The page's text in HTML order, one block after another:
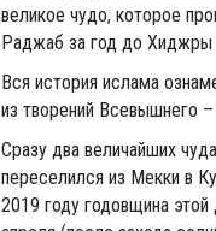
великое чудо, которое
Раджаб за год до Хиджры
Вся история ислама
из творений Всевышнего
Сразу два величайших
переселился из Мекки в
2019 году годовщина